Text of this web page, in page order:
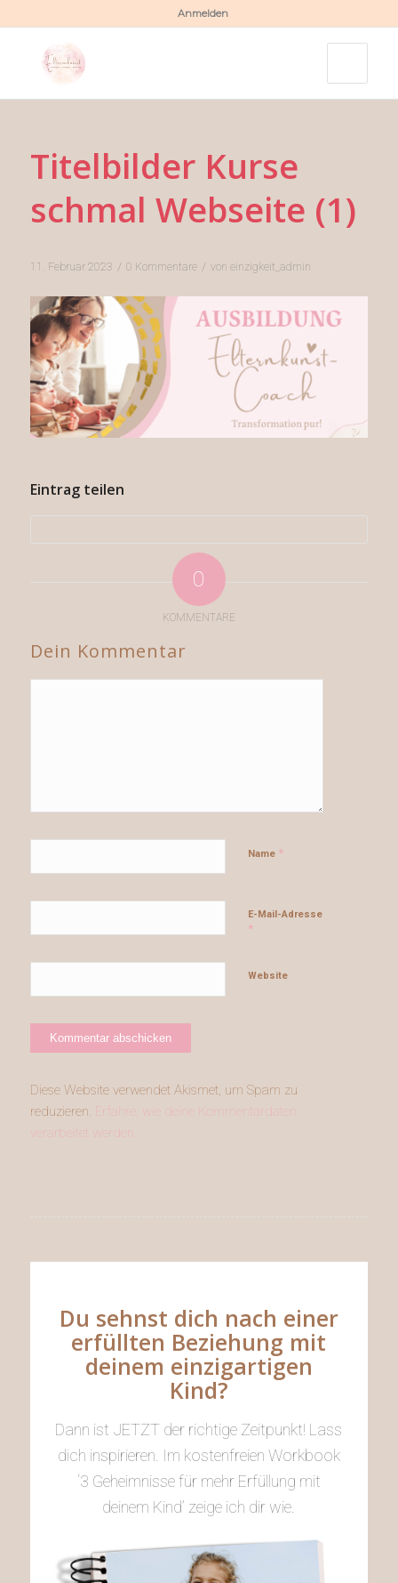
Anmelden
Titelbilder Kurse
schmal Webseite (1)
11. Februar 2023 / 0 Kommentare / von einzigkeit_admin
Eintrag teilen
0
KOMMENTARE
Dein Kommentar
Name *
E-Mail-Adresse
*
Website
Diese Website verwendet Akismet, um Spam zu
reduzieren. Erfahre, wie deine Kommentardaten
verarbeitet werden.
Du sehnst dich nach einer
erfüllten Beziehung mit
deinem einzigartigen
Kind?
Dann ist JETZT der richtige Zeitpunkt! Lass
dich inspirieren. Im kostenfreien Workbook
‘3 Geheimnisse für mehr Erfüllung mit
deinem Kind’ zeige ich dir wie.